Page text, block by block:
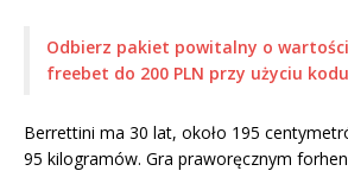
Odbierz pakiet powitalny o wartości
freebet do 200 PLN przy użyciu
Berrettini ma 30 lat, około 195
95 kilogramów. Gra praworęcznym